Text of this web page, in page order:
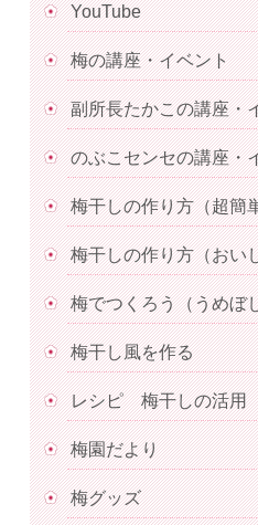
YouTube
梅の講座・イベント
副所長たかこの講座・
のぶこセンセの講座・
梅干しの作り方（超簡
梅干しの作り方（おい
梅でつくろう（うめぼ
梅干し風を作る
レシピ 梅干しの活用
梅園だより
梅グッズ